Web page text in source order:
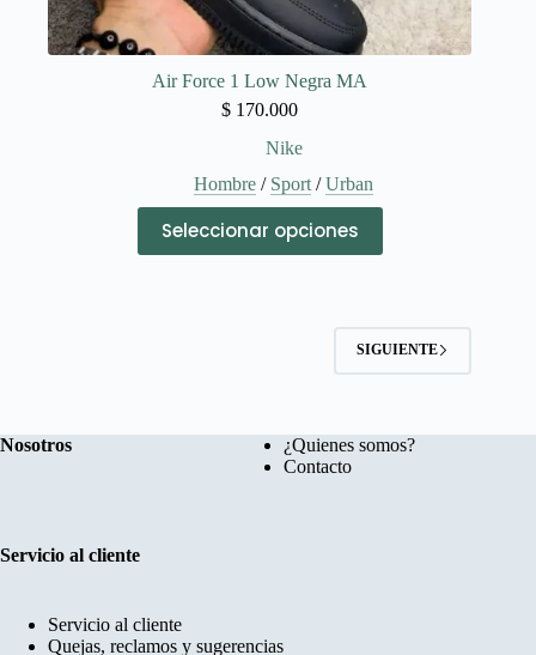
Air Force 1 Low Negra MA
$ 170.000
Nike
Hombre / Sport /Urban
Seleccionar opciones
producto
tiene
en
la
página
SIGUIENTE
Nosotros
¿Quienes somos?
Contacto
Servicio al cliente
Servicio al cliente
Quejas, reclamos y sugerencias